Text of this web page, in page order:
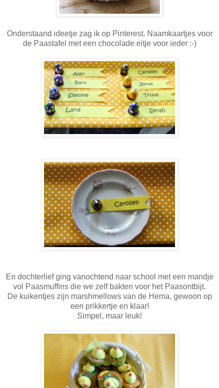
Onderstaand ideetje zag ik op Pinterest. Naamkaartjes voor
de Paastafel met een chocolade eitje voor ieder :-)
En dochterlief ging vanochtend naar school met een mandje
vol Paasmuffins die we zelf bakten voor het Paasontbijt.
De kuikentjes zijn marshmellows van de Hema, gewoon op
een prikkertje en klaar!
Simpel, maar leuk!